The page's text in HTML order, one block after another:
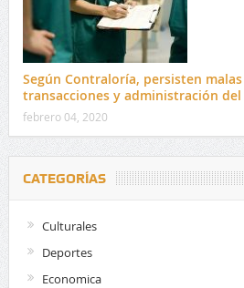
Según Contraloría, persisten
transacciones y administración
febrero 04, 2020
CATEGORÍAS
Culturales
Deportes
Economica